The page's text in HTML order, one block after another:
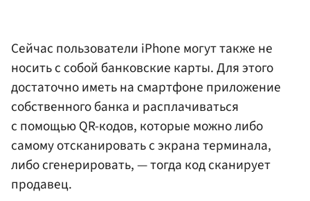
Сейчас пользователи iPhone могут также не
носить с собой банковские карты. Для этого
достаточно иметь на смартфоне приложение
собственного банка и расплачиваться
с помощью QR-кодов, которые можно либо
самому отсканировать с экрана терминала,
либо сгенерировать, — тогда код сканирует
продавец.